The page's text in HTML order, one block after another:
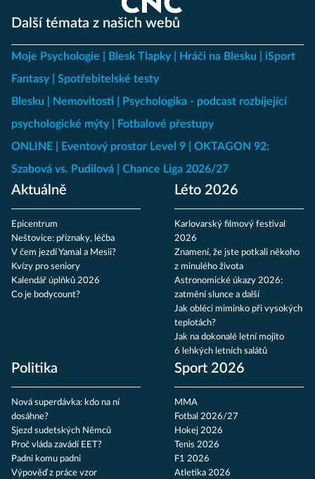
Další témata z našich webů
Moje Psychologie Blesk Tlapky Hráči na Blesku
iSport
Fantasy
Spotřebitelské testy
Blesku
Nemovitosti
Psychologika - podcast rozbíjející
psychologické mýty
Fotbalové přestupy
ONLINE
Eventový prostor Level 9
OKTAGON 92:
Szabová vs. Pudilová
Chance Liga 2026/27
Aktuálně
Epicentrum
Neštovice: příznaky, léčba
V čem jezdí Yamal a Mesii?
Kvízy pro seniory
Kalendář úplňků 2026
Co je bodycount?
Léto 2026
Karlovarský filmový festival
2026
Znamení, že jste potkali někoho
z minulého života
Astronomické úkazy 2026:
zatmění slunce a další
Jak obléci miminko při vysokých
teplotách?
Jak na dokonalé letní mojito
6 lehkých letních salátů
Politika
Nová superdávka: kdo na ní
dosáhne?
Sjezd sudetských Němců
Proč vláda zavádí EET?
Padni komu padni
Výpověď z práce vzor
Sport 2026
MMA
Fotbal 2026/27
Hokej 2026
Tenis 2026
F1 2026
Atletika 2026